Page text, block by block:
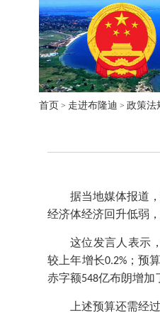
首页 > 走进布隆迪 > 政策法
据当地媒体报道
经济体经济回升低弱
这位发言人表示
较上年增长0.2% ；预
赤字额548亿布朗增加
上述预算还需经